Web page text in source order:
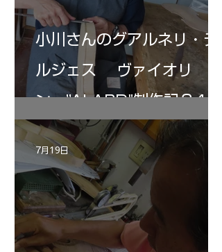
小川さんのグアルネリ・デ
ルジェス ヴァイオリ
ン ”ALARD"制作記３4
7月19日